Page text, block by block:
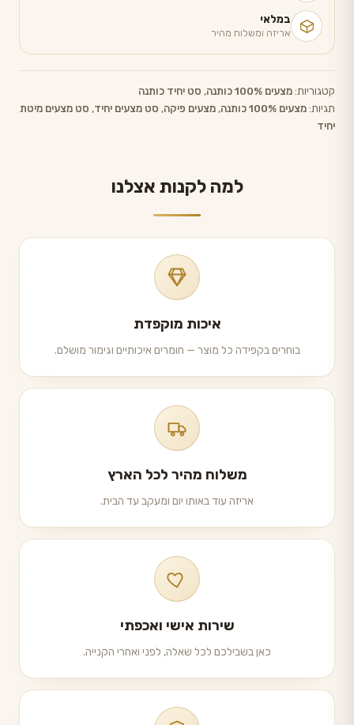
במלאי
אריזה ומשלוח מהיר
קטגוריות:מצעים 100% כותנה , סט יחיד כותנה
תגיות:מצעים 100% כותנה , מצעים פיקה, סט מצעים יחיד, סט מצעים מיטת
יחיד
למה לקנות אצלנו
איכות מוקפדת
בוחרים בקפידה כל מוצר — חומרים איכותיים וגימור מושלם.
משלוח מהיר לכל הארץ
אריזה עוד באותו יום ומעקב עד הבית.
שירות אישי ואכפתי
כאן בשבילכם לכל שאלה, לפני ואחרי הקנייה.